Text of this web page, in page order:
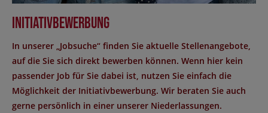
Initiativbewerbung
In unserer „Jobsuche“ finden Sie aktuelle Stellenangebote,
auf die Sie sich direkt bewerben können. Wenn hier kein
passender Job für Sie dabei ist, nutzen Sie einfach die
Möglichkeit der Initiativbewerbung. Wir beraten Sie auch
gerne persönlich in einer unserer Niederlassungen.